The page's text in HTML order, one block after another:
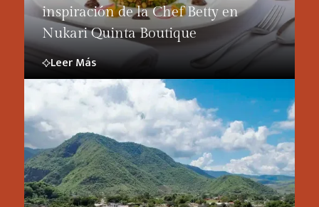
inspiración de la Chef Betty en
Nukari Quinta Boutique
Leer Más